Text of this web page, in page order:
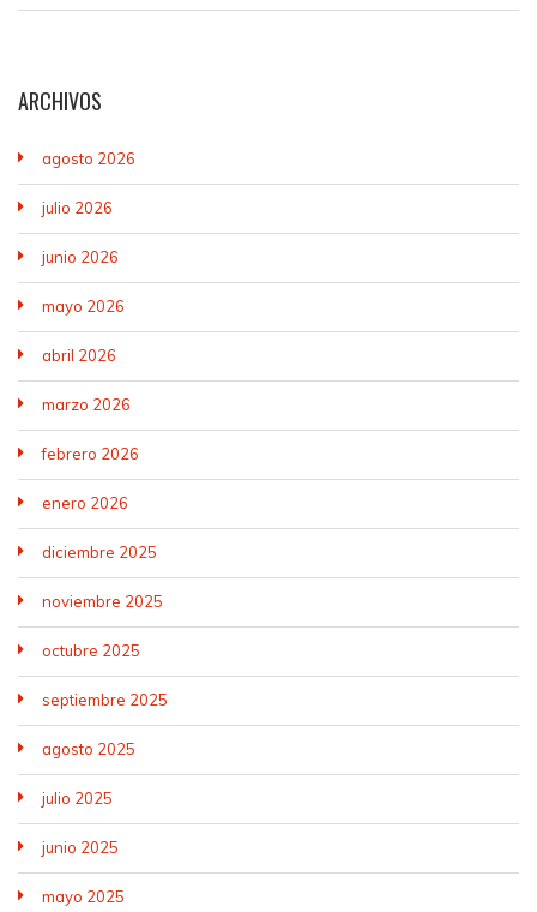
ARCHIVOS
agosto 2026
julio 2026
junio 2026
mayo 2026
abril 2026
marzo 2026
febrero 2026
enero 2026
diciembre 2025
noviembre 2025
octubre 2025
septiembre 2025
agosto 2025
julio 2025
junio 2025
mayo 2025